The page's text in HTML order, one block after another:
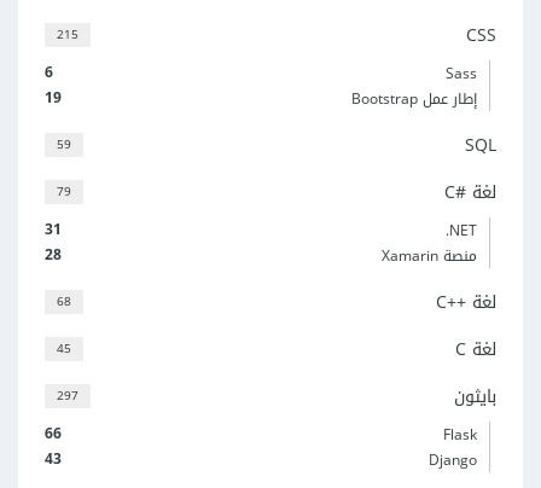
215 CSS
6
Sass
19
إطار عمل Bootstrap
59 SQL
79 لغة C#‎
31
‎.NET
28
منصة Xamarin
68 لغة C++‎
45 لغة C
297 بايثون
66
Flask
43
Django